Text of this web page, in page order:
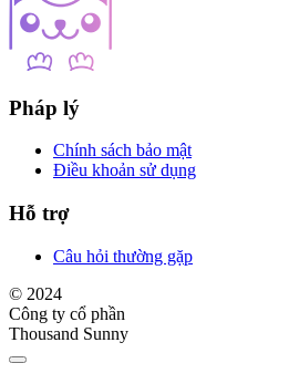
Pháp lý
Chính sách bảo mật
Điều khoản sử dụng
Hỗ trợ
Câu hỏi thường gặp
© 2024
Công ty cổ phần
Thousand Sunny